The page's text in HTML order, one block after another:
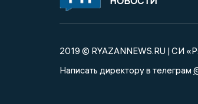
2019 © RYAZANNEWS.RU | СИ
Написать директору в телеграм